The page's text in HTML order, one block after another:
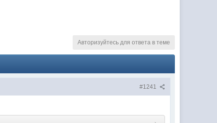
Авторизуйтесь для ответа в теме
#1241